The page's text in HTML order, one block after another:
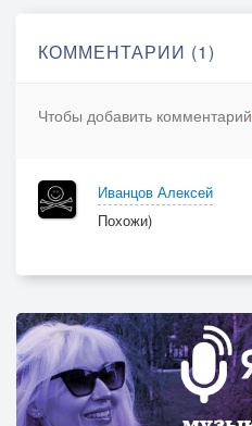
КОММЕНТАРИИ (1)
Чтобы добавить комментарий
Иванцов Алексей
Похожи)